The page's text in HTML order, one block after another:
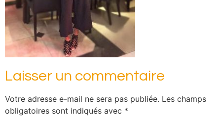
Laisser un commentaire
Votre adresse e-mail ne sera pas publiée. Les champs
obligatoires sont indiqués avec *